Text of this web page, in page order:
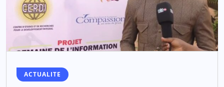
ACTUALITE